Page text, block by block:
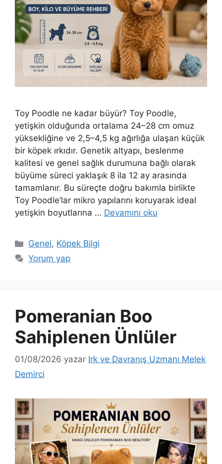
Toy Poodle ne kadar büyür? Toy Poodle,
yetişkin olduğunda ortalama 24–28 cm omuz
yüksekliğine ve 2,5–4,5 kg ağırlığa ulaşan küçük
bir köpek ırkıdır. Genetik altyapı, beslenme
kalitesi ve genel sağlık durumuna bağlı olarak
büyüme süreci yaklaşık 8 ila 12 ay arasında
tamamlanır. Bu süreçte doğru bakımla birlikte
Toy Poodle’lar mikro yapılarını koruyarak ideal
yetişkin boyutlarına … Devamını oku
Kategoriler
Genel, Köpek Bilgi
Yorum yap
Pomeranian Boo
Sahiplenen Ünlüler
01/08/2026 yazar Irk ve Davranış Uzmanı Melek
Demirci